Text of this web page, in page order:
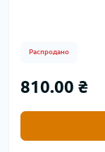
Распродано
810.00 ₴